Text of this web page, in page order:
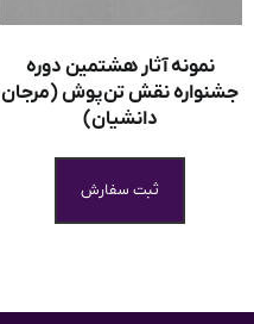
نمونه آثار هشتمین دوره
جشنواره نقش تن‌پوش (مرجان
دانشیان)
ثبت سفارش